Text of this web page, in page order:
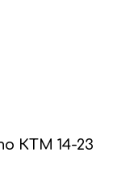
КТМ 14-23